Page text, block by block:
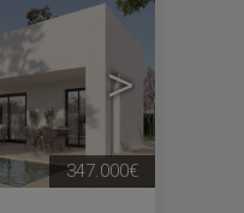
>
347.000€